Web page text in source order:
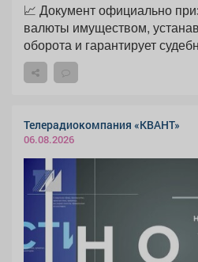
📈 Документ официально
валюты имуществом,
оборота и гарантирует
Телерадиокомпания «КВАНТ»
06.08.2026